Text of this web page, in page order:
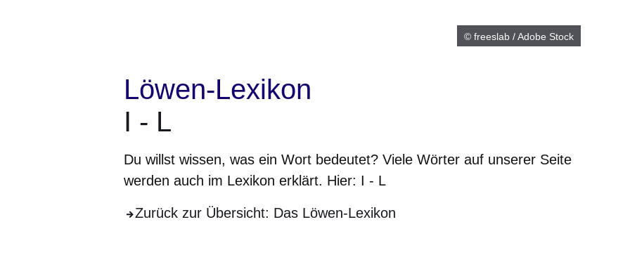
© freeslab / Adobe Stock
Löwen-Lexikon
I - L
Du willst wissen, was ein Wort bedeutet? Viele Wörter auf unserer Seite
werden auch im Lexikon erklärt. Hier: I - L
Zurück zur Übersicht: Das Löwen-Lexikon